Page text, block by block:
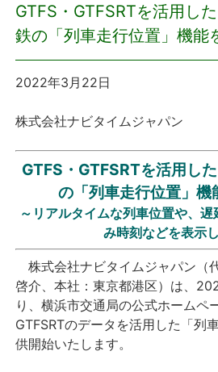
プレスリリース
プレスリリース
おしらせ
個人向けサービス
法人向けサービス
採用情報
English
GTFS・GTFSRTを活用し
鉄の「列車走行位置」機能
2022年3月22日
株式会社ナビタイムジャパン
GTFS・GTFSRTを活用し
の「列車走行位置」機
～リアルタイムな列車位置や、
み時刻などを表示
株式会社ナビタイムジャパン（
啓介、本社：東京都港区）は、
り、横浜市交通局の公式ホームペ
GTFSRTのデータを活用した「列
供開始いたします。